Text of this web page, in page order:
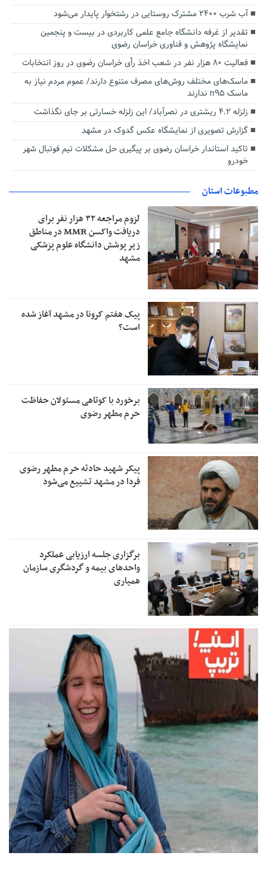
آب شرب ۲۴۰۰ مشترک روستایی در رشتخوار پایدار می‌شود
تقدیر از غرفه دانشگاه جامع علمی کاربردی در بیست و پنجمین
نمایشگاه پژوهش و فناوری خراسان رضوی
فعالیت ۸۰ هزار نفر در شعب اخذ رأی خراسان رضوی در روز انتخابات
ماسک‌های مختلف روش‌های مصرف متنوع دارند/ عموم مردم نیاز به
ماسک n۹۵ ندارند
زلزله ۴.۲ ریشتری در نصرآباد/ این زلزله خسارتی بر جای نگذاشت
گزارش تصویری از نمایشگاه عکس گدوک در مشهد
تاکید استاندار خراسان رضوی بر پیگیری حل مشکلات تیم فوتبال شهر
خودرو
مطبوعات استان
لزوم مراجعه ۳۲ هزار نفر برای
دریافت واکسن MMR در مناطق
زیر پوشش دانشگاه علوم پزشکی
مشهد
پیک هفتم کرونا در مشهد آغاز شده
است؟
برخورد با کوتاهی مسئولان حفاظت
حرم مطهر رضوی
پیکر شهید حادثه حرم مطهر رضوی
فردا در مشهد تشییع می‌شود
برگزاری جلسه ارزیابی عملکرد
واحدهای بیمه و گردشگری سازمان
همیاری